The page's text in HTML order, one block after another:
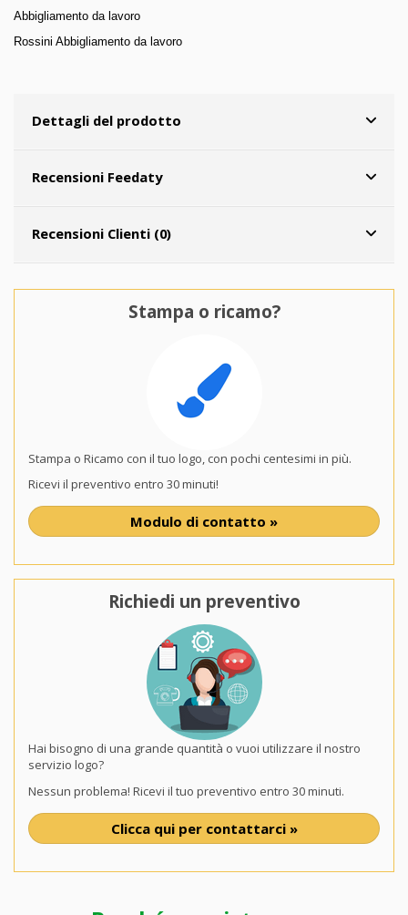
Abbigliamento da lavoro
Rossini Abbigliamento da lavoro
Dettagli del prodotto
Recensioni Feedaty
Recensioni Clienti (0)
Stampa o ricamo?
Stampa o Ricamo con il tuo logo, con pochi centesimi in più.
Ricevi il preventivo entro 30 minuti!
Modulo di contatto »
Richiedi un preventivo
Hai bisogno di una grande quantità o vuoi utilizzare il nostro
servizio logo?
Nessun problema! Ricevi il tuo preventivo entro 30 minuti.
Clicca qui per contattarci »